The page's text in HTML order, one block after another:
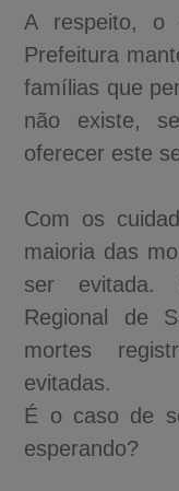
A respeito, o
Prefeitura
famílias que
não existe,
oferecer este
Com os
maioria das
ser evitada.
Regional de
mortes
evitadas.
É o caso de
esperando?